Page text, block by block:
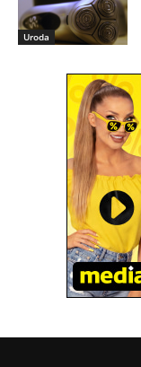
Uroda